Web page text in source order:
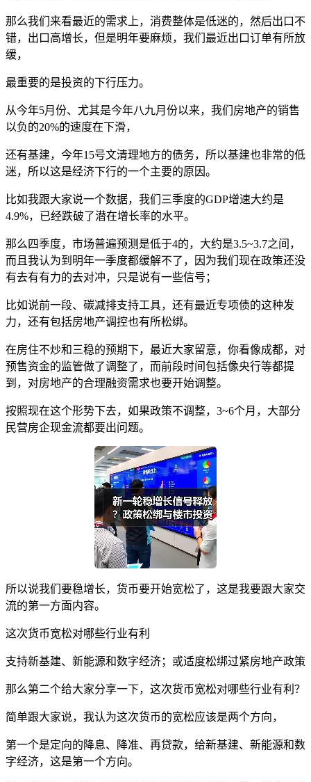
那么我们来看最近的需求上，消费整体是低迷的，然后出口不
错，出口高增长，但是明年要麻烦，我们最近出口订单有所放
缓，
最重要的是投资的下行压力。
从今年5月份、尤其是今年八九月份以来，我们房地产的销售
以负的20%的速度在下滑，
还有基建，今年15号文清理地方的债务，所以基建也非常的低
迷，所以这是经济下行的一个主要的原因。
比如我跟大家说一个数据，我们三季度的GDP增速大约是
4.9%，已经跌破了潜在增长率的水平。
那么四季度，市场普遍预测是低于4的，大约是3.5~3.7之间，
而且我认为到明年一季度都缓解不了，因为我们现在政策还没
有去有有力的去对冲，只是说有一些信号；
比如说前一段、碳减排支持工具，还有最近专项债的这种发
力，还有包括房地产调控也有所松绑。
在房住不炒和三稳的预期下，最近大家留意，你看像成都，对
预售资金的监管做了调整了，而前段时间包括像央行等都提
到，对房地产的合理融资需求也要开始调整。
按照现在这个形势下去，如果政策不调整，3~6个月，大部分
民营房企现金流都要出问题。
所以说我们要稳增长，货币要开始宽松了，这是我要跟大家交
流的第一方面内容。
这次货币宽松对哪些行业有利
支持新基建、新能源和数字经济；或适度松绑过紧房地产政策
那么第二个给大家分享一下，这次货币宽松对哪些行业有利？
简单跟大家说，我认为这次货币的宽松应该是两个方向，
第一个是定向的降息、降准、再贷款，给新基建、新能源和数
字经济，这是第一个方向。